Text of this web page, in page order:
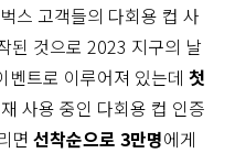
스 고객들의 다회용 컵 사
된 것으로 2023 지구의 날
벤트로 이루어져 있는데 첫
사용 중인 다회용 컵 인증
면 선착순으로 3만명에게